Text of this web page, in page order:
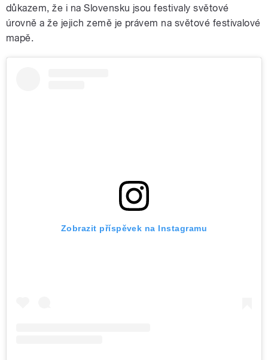
důkazem, že i na Slovensku jsou festivaly světové
úrovně a že jejich země je právem na světové festivalové
mapě.
Zobrazit příspěvek na Instagramu